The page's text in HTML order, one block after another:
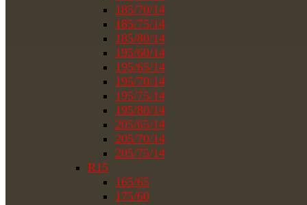
185/70/14
185/75/14
185/80/14
195/60/14
195/65/14
195/70/14
195/75/14
195/80/14
205/65/14
205/70/14
205/75/14
R15
165/65
175/60